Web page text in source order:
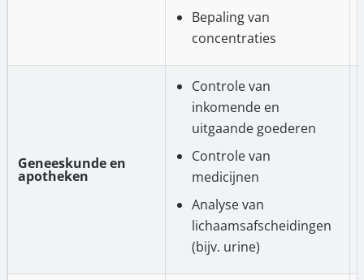
Bepaling van
concentraties
Geneeskunde en
apotheken
Controle van
inkomende en
uitgaande goederen
Controle van
medicijnen
Analyse van
lichaamsafscheidingen
(bijv. urine)